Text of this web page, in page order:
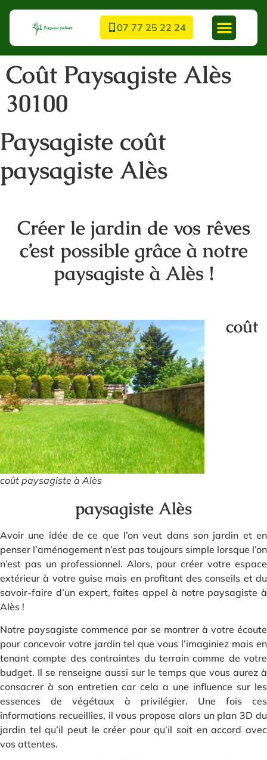
07 77 25 22 24
Coût Paysagiste Alès
30100
Paysagiste coût
paysagiste Alès
Créer le jardin de vos rêves
c’est possible grâce à notre
paysagiste à Alès !
coût paysagiste à Alès
coût
paysagiste Alès
Avoir une idée de ce que l’on veut dans son jardin et en
penser l’aménagement n’est pas toujours simple lorsque l’on
n’est pas un professionnel. Alors, pour créer votre espace
extérieur à votre guise mais en profitant des conseils et du
savoir-faire d’un expert, faites appel à notre paysagiste à
Alès !
Notre paysagiste commence par se montrer à votre écoute
pour concevoir votre jardin tel que vous l’imaginiez mais en
tenant compte des contraintes du terrain comme de votre
budget. Il se renseigne aussi sur le temps que vous aurez à
consacrer à son entretien car cela a une influence sur les
essences de végétaux à privilégier. Une fois ces
informations recueillies, il vous propose alors un plan 3D du
jardin tel qu’il peut le créer pour qu’il soit en accord avec
vos attentes.